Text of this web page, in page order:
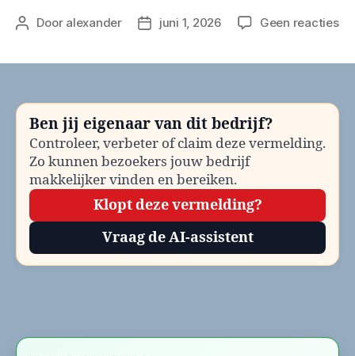
Berichtauteur
Door alexander Berichtdatum
juni 1, 2026 Geen reactiesop
en
Ben jij eigenaar van dit bedrijf?
Controleer, verbeter of claim deze vermelding.
Zo kunnen bezoekers jouw bedrijf
makkelijker vinden en bereiken.
Klopt deze vermelding?
Vraag de AI-assistent